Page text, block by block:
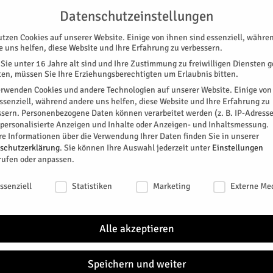
KONTAKT
SPEZIAL E-PAPER KINO GALERIE
00
Datenschutzeinstellungen
Cookies auf unserer Website. Einige von ihnen sind essenziell,
uns helfen, diese Website und Ihre Erfahrung zu verbessern.
unter 16 Jahre alt sind und Ihre Zustimmung zu freiwilligen Diensten
müssen Sie Ihre Erziehungsberechtigten um Erlaubnis bitten.
Cookies und andere Technologien auf unserer Website. Einige
während andere uns helfen, diese Website und Ihre Erfahrung zu
Personenbezogene Daten können verarbeitet werden (z. B. IP-
Anzeigen und Inhalte oder Anzeigen- und Inhaltsmessung.
Informationen über die Verwendung Ihrer Daten finden Sie in unserer
. Sie können Ihre Auswahl jederzeit unter Einstellungen
oder anpassen.
Statistiken Marketing Externe
Alle akzeptieren
Speichern und weiter